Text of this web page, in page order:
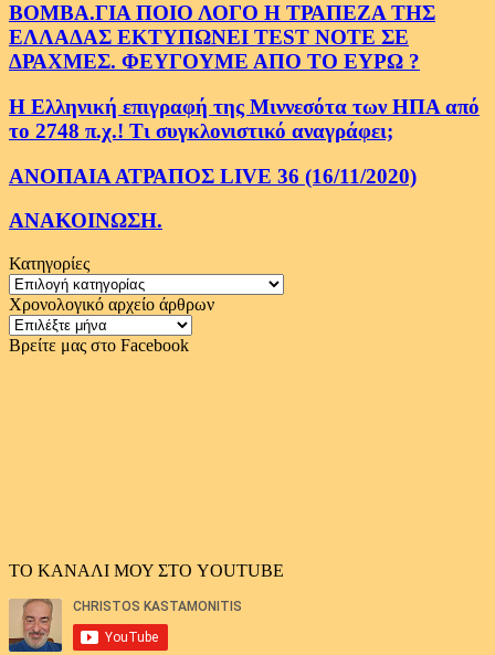
ΒΟΜΒΑ.ΓΙΑ ΠΟΙΟ ΛΟΓΟ Η ΤΡΑΠΕΖΑ ΤΗΣ
ΕΛΛΑΔΑΣ ΕΚΤΥΠΩΝΕΙ TEST NOTE ΣΕ
ΔΡΑΧΜΕΣ. ΦΕΥΓΟΥΜΕ ΑΠΟ ΤΟ ΕΥΡΩ ?
Η Ελληνική επιγραφή της Μιννεσότα των ΗΠΑ από
το 2748 π.χ.! Τι συγκλονιστικό αναγράφει;
ΑΝΟΠΑΙΑ ΑΤΡΑΠΟΣ LIVE 36 (16/11/2020)
ΑΝΑΚΟΙΝΩΣΗ.
Κατηγορίες
Κατηγορίες
Χρονολογικό αρχείο άρθρων
Χρονολογικό
αρχείο
Βρείτε μας στο Facebook
ΤΟ ΚΑΝΑΛΙ ΜΟΥ ΣΤΟ YOUTUBE